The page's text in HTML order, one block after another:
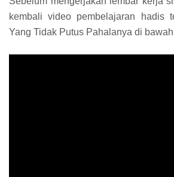
kembali video pembelajaran hadis
Yang Tidak Putus Pahalanya di